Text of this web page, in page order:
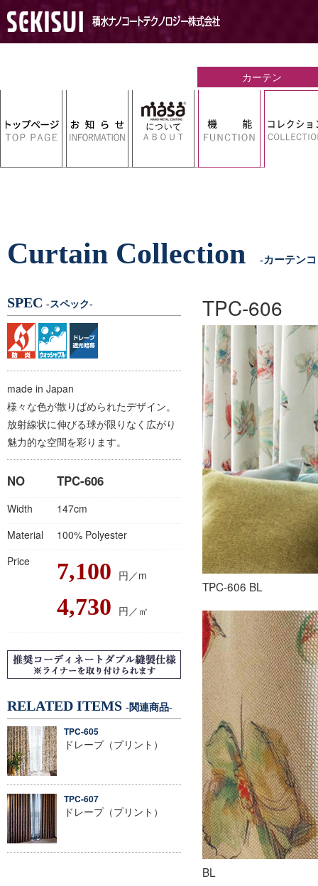
Curtain Collection -カーテン
SPEC -スペック-
made in Japan
様々な色が散りばめられたデザイン。
放射線状に伸びる球が限りなく広がり
魅力的な空間を彩ります。
NO TPC-606
Width
147cm
Material
100% Polyester
Price
7,100 円／m
4,730 円／㎡
RELATED ITEMS -関連商品-
TPC-605
ドレープ（プリント）
TPC-607
ドレープ（プリント）
TPC-606
TPC-606 BL
BL